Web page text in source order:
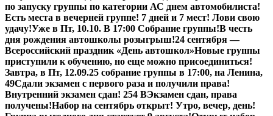
по запуску группы по категории АС днем автомобилиста!
Есть места в вечерней группе! 7 дней и 7 мест! Лови свою
удачу!Уже в Пт, 10.10. В 17:00 Собрание группы!В честь
дня рождения автошколы розыгрыш!24 сентября —
Всероссийский праздник «День автошкол»Новые группы
приступили к обучению, но еще можно присоединиться!
Завтра, в Пт, 12.09.25 собрание группы в 17:00, на Ленина,
49Сдали экзамен с первого раза и получили права!
Внутренний экзамен сдан! 254 ВЭкзамен сдан, права
получены!Набор на сентябрь открыт! Утро, вечер, день!